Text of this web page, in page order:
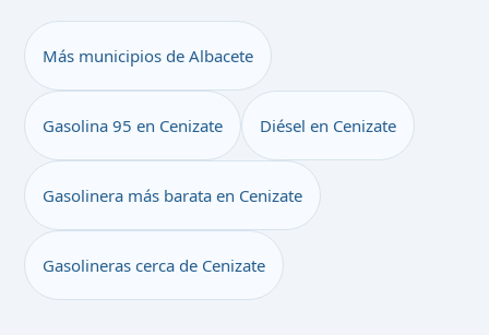
Más municipios de Albacete
Gasolina 95 en Cenizate Diésel en Cenizate
Gasolinera más barata en Cenizate
Gasolineras cerca de Cenizate